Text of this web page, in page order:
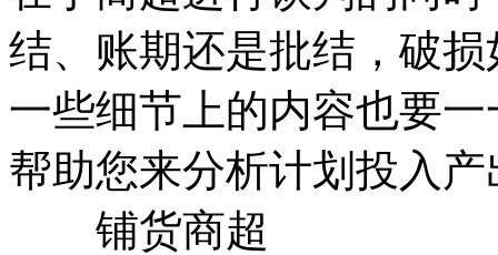
结、账期还是批结，破
一些细节上的内容也要
帮助您来分析计划投入产
铺货商超